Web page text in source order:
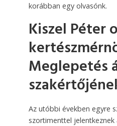
korábban egy olvasónk.
Kiszel Péter
Meglepetés
Az utóbbi években egyre
szortimenttel